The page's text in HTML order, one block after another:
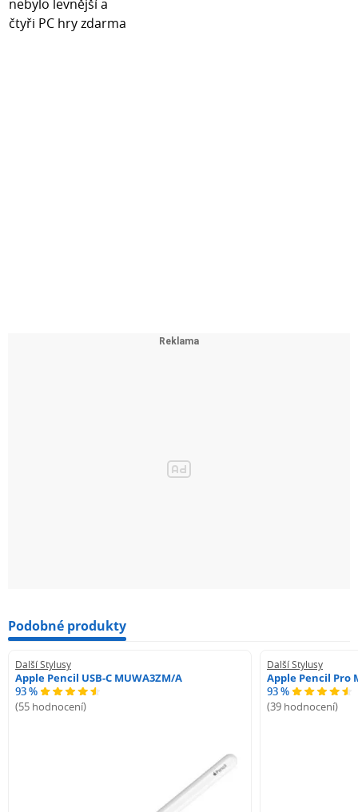
Podobné produkty
Další Stylusy
Apple Pencil USB-C MUWA3ZM/A
93 %
(55 hodnocení)
Další Stylusy
Apple Pencil Pro
93 %
(39 hodnocení)